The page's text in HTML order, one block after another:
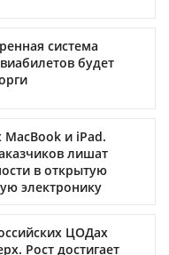
система
будет
и iPad.
лишат
в открытую
электронику
ЦОДах
Рост достигает